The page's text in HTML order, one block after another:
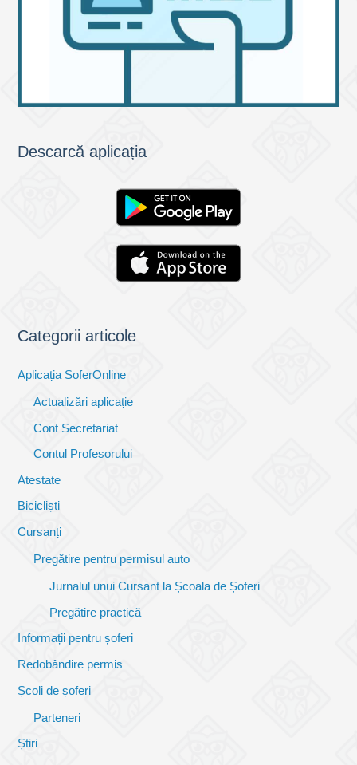
Descarcă aplicația
Categorii articole
Aplicația SoferOnline
Actualizări aplicație
Cont Secretariat
Contul Profesorului
Atestate
Bicicliști
Cursanți
Pregătire pentru permisul auto
Jurnalul unui Cursant la Școala de Șoferi
Pregătire practică
Informații pentru șoferi
Redobândire permis
Școli de șoferi
Parteneri
Știri